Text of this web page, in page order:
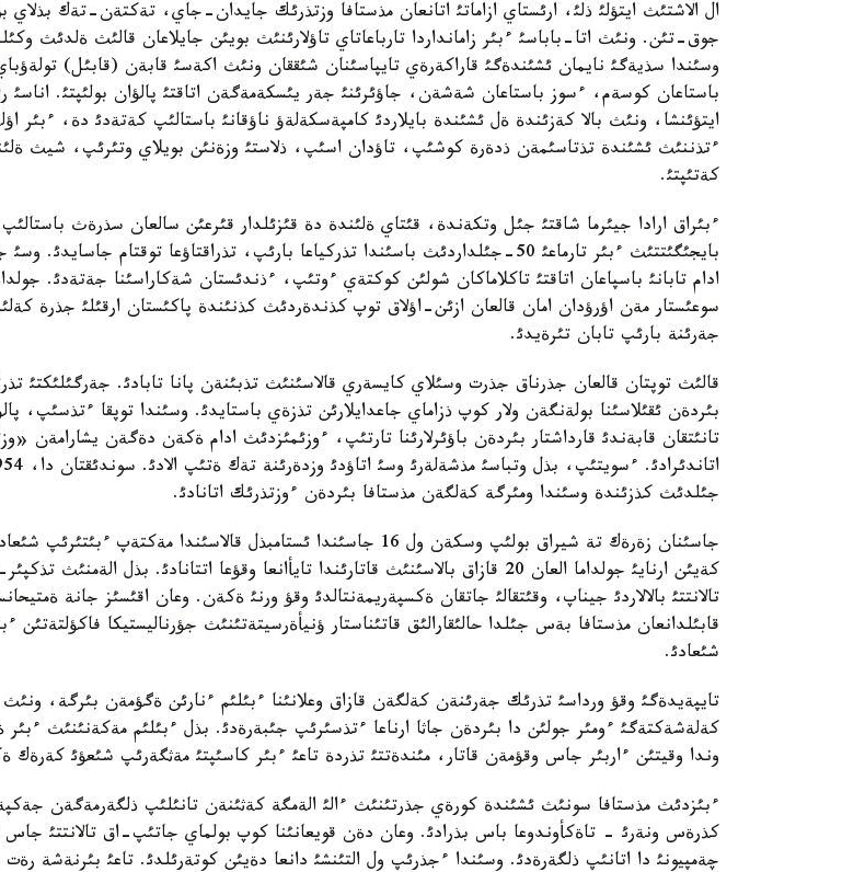
ال الاشتئث ايتؤلئ ذلئ، ارئستاي ازاماتئ اتانعان مذستافا وزتذرئك جايدان-جاي، تةكتةن-تةك بذلاي
جوق-تئن. ونئث اتا-باباسئ ءبئر زامانداردا تارباعاتاي تاؤلارئنئث بويئن جايلاعان قالئث ةلدئث
وسئندا سذيةگئ نايمان ئشئندةگئ قاراكةرةي تايپاسئنان شئققان ونئث اكةسئ قابةن (قابئل)
باستاعان كوسةم، ءسوز باستاعان شةشةن، جاؤئرئنئ جةر يئسكةمةگةن اتاقتئ پالؤان بولئپتئ. اناسئ
ايتؤئنشا، ونئث بالا كةزئندة ةل ئشئندة بايلاردئ كامپةسكةلةؤ ناؤقانئ باستالئپ كةتةدئ دة، ءبئر
ءتذننئث ئشئندة تذتاسئمةن ذدةرة كوشئپ، تاؤدان اسئپ، ذلاستئ وزةنئن بويلاي وتئرئپ، شيث
كةتئپتئ.
ءبئراق ارادا جيئرما شاقتئ جئل وتكةندة، قئتاي ةلئندة دة قئزئلدار قئرعئن سالعان سذرةث
بايجئگئتتئث ءبئر تارماعئ 50-جئلداردئث باسئندا تذركياعا بارئپ، تذراقتاؤعا توقتام جاسايدئ.
ادام تابانئ باسپاعان اتاقتئ تاكلاماكان شولئن كوكتةي ءوتئپ، ءذندئستان شةكاراسئنا جةتةدئ.
سوعئستار مةن اؤرؤدان امان قالعان ازئن-اؤلاق توپ كذندةردئث كذنئندة پاكئستان ارقئلئ جذرة
جةرئنة بارئپ تابان تئرةيدئ.
قالئث توپتان قالعان جذرناق جذرت وسئلاي كايسةري قالاسئنئث تذبئنةن پانا تابادئ. جةرگئلئكتئ
بئردةن ئقئلاسئنا بولةنگةن ولار كوپ ذزاماي جاعدايلارئن تذزةي باستايدئ. وسئندا توپقا ءتذسئپ،
تانئتقان قابةندئ قارداشتار بئردةن باؤئرلارئنا تارتئپ، ءوزئمئزدئث ادام ةكةن دةگةن يشارامةن
جئلدئث كذزئندة وسئندا ومئرگة كةلگةن مذستافا بئردةن ءوزتذرئك اتانادئ.
جاسئنان زةرةك تة شيراق بولئپ وسكةن ول 16 جاسئندا ئستامبذل قالاسئندا مةكتةپ
كةيئن ارنايئ جولداما العان 20 قازاق بالاسئنئث قاتارئندا تايأانعا وقؤعا اتتانادئ. بذل الةمنئث
تالانتتئ بالالاردئ جيناپ، وقئتقالئ جاتقان ةكسپةريمةنتالدئ وقؤ ورنئ ةكةن. وعان اقئسئز جانة
قابئلدانعان مذستافا بةس جئلدا حالئقارالئق قاتئناستار ؤنيأةرسيتةتئنئث جؤرناليستيكا فاكؤلتةتئن
شئعادئ.
تايپةيدةگئ وقؤ ورداسئ تذرئك جةرئنةن كةلگةن قازاق وعلانئنا ءبئلئم ءنارئن ةگؤمةن بئرگة، ونئث
كةلةشةكتةگئ ءومئر جولئن دا بئردةن جاثا ارناعا ءتذسئرئپ جئبةرةدئ. بذل ءبئلئم مةكةنئنئث ءبئر
وندا وقيتئن ءاربئر جاس وقؤمةن قاتار، مئندةتتئ تذردة تاعئ ءبئر كاسئپتئ مةثگةرئپ شئعؤئ كةرةك
ءبئزدئث مذستافا سونئث ئشئندة كورةي جذرتئنئث ءالئ الةمگة كةثئنةن تانئلئپ ذلگةرمةگةن
كذرةس ونةرئ - تاةكأوندوعا باس بذرادئ. وعان دةن قويعانئنا كوپ بولماي جاتئپ-اق تالانتتئ جاس
چةمپيونئ دا اتانئپ ذلگةرةدئ. وسئندا ءجذرئپ ول التئنشئ دانعا دةيئن كوتةرئلدئ. تاعئ بئرنةشة